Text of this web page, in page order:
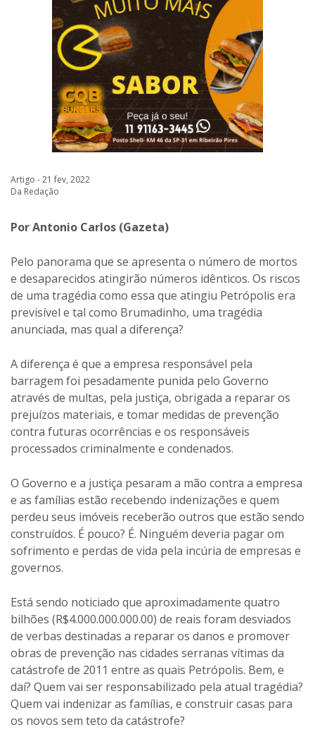
Artigo - 21 fev, 2022
Da Redação
Por Antonio Carlos (Gazeta)
Pelo panorama que se apresenta o número de mortos
e desaparecidos atingirão números idênticos. Os riscos
de uma tragédia como essa que atingiu Petrópolis era
previsível e tal como Brumadinho, uma tragédia
anunciada, mas qual a diferença?
A diferença é que a empresa responsável pela
barragem foi pesadamente punida pelo Governo
através de multas, pela justiça, obrigada a reparar os
prejuízos materiais, e tomar medidas de prevenção
contra futuras ocorrências e os responsáveis
processados criminalmente e condenados.
O Governo e a justiça pesaram a mão contra a empresa
e as famílias estão recebendo indenizações e quem
perdeu seus imóveis receberão outros que estão sendo
construídos. É pouco? É. Ninguém deveria pagar om
sofrimento e perdas de vida pela incúria de empresas e
governos.
Está sendo noticiado que aproximadamente quatro
bilhões (R$4.000.000.000.00) de reais foram desviados
de verbas destinadas a reparar os danos e promover
obras de prevenção nas cidades serranas vítimas da
catástrofe de 2011 entre as quais Petrópolis. Bem, e
daí? Quem vai ser responsabilizado pela atual tragédia?
Quem vai indenizar as famílias, e construir casas para
os novos sem teto da catástrofe?